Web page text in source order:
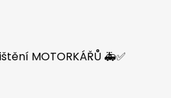
MOTORKÁŘŮ 🚑✅